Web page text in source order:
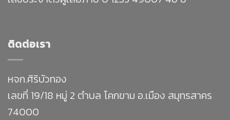
ติดต่อเรา
หจก.ศิริบัวทอง
เลขที่ 19/18 หมู่ 2 ตำบล โคกขาม อ.เมือง สมุทรสาคร
74000